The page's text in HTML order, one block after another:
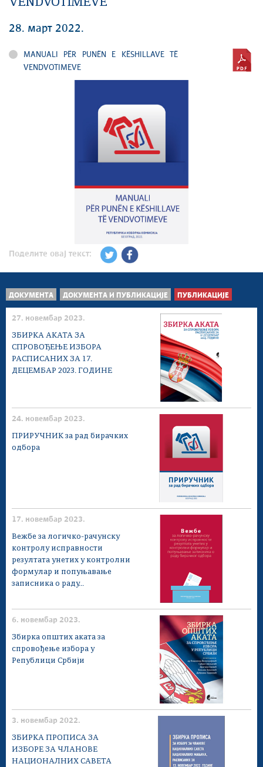
VENDVOTIMEVE
28. март 2022.
MANUALI PËR PUNËN E KËSHILLAVE TË
VENDVOTIMEVE
Поделите овај текст:
ДОКУМЕНТА ДОКУМЕНТА И ПУБЛИКАЦИЈЕ ПУБЛИКАЦИЈЕ
27. новембар 2023.
ЗБИРКА АКАТА ЗА
СПРОВОЂЕЊЕ ИЗБОРА
РАСПИСАНИХ ЗА 17.
ДЕЦЕМБАР 2023. ГОДИНЕ
24. новембар 2023.
ПРИРУЧНИК за рад бирачких
одбора
17. новембар 2023.
Вежбе за логичко-рачунску
контролу исправности
резултата унетих у контролни
формулар и попуњавање
записника о раду...
6. новембар 2023.
Збирка општих аката за
спровођење избора у
Републици Србији
3. новембар 2022.
ЗБИРКА ПРОПИСА ЗА
ИЗБОРE ЗА ЧЛАНОВЕ
НАЦИОНАЛНИХ САВЕТА